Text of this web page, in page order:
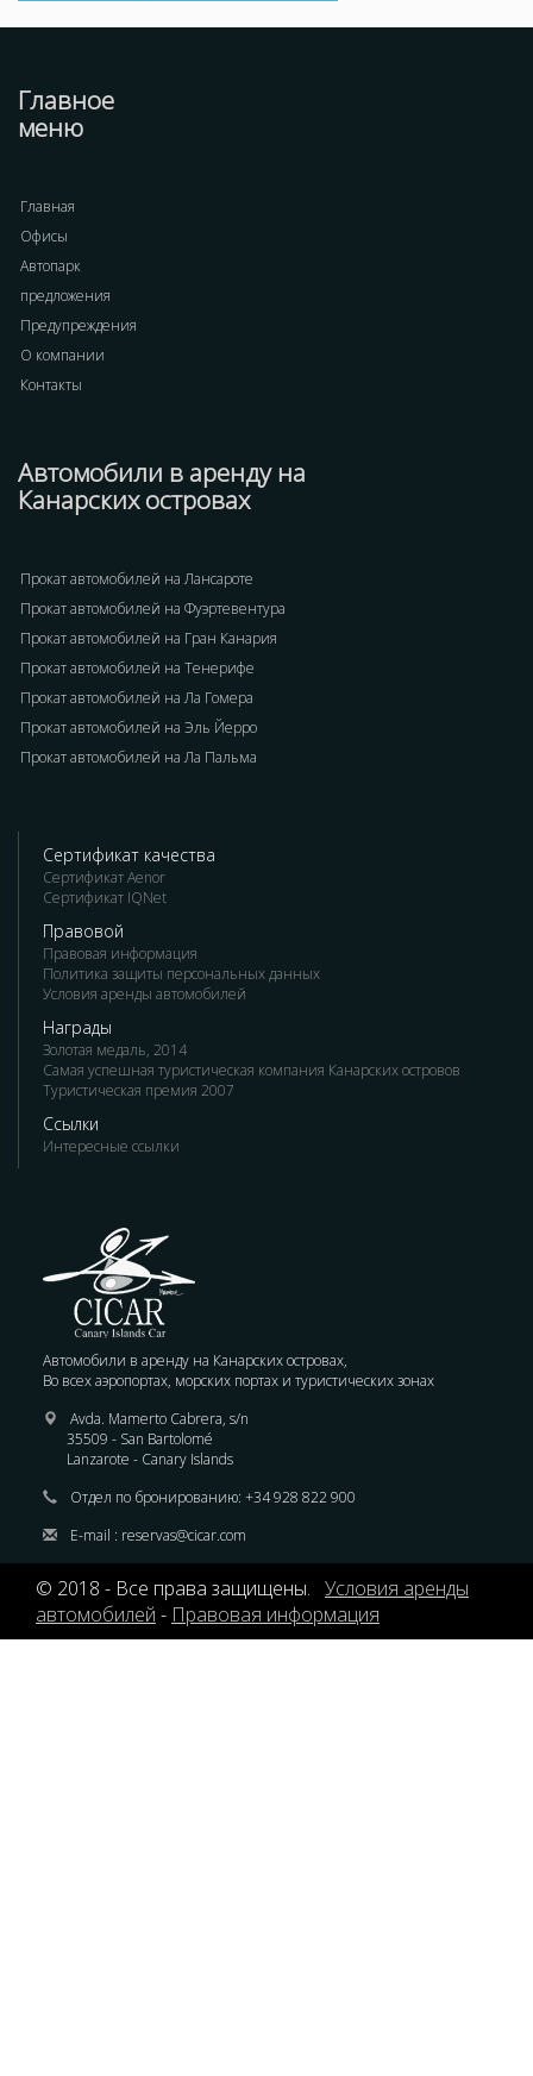
Главное
меню
Главная
Офисы
Автопарк
предложения
Предупреждения
О компании
Контакты
Автомобили в аренду на
Канарских островах
Прокат автомобилей на Лансароте
Прокат автомобилей на Фуэртевентура
Прокат автомобилей на Гран Канария
Прокат автомобилей на Тенерифе
Прокат автомобилей на Ла Гомера
Прокат автомобилей на Эль Йерро
Прокат автомобилей на Ла Пальма
Сертификат качества
Сертификат Aenor
Сертификат IQNet
Правовой
Правовая информация
Политика защиты персональных данных
Условия аренды автомобилей
Награды
Золотая медаль, 2014
Самая успешная туристическая компания Канарских островов
Туристическая премия 2007
Ссылки
Интересные ссылки
Автомобили в аренду на Канарских островах,
Во всех аэропортах, морских портах и туристических зонах
Avda. Mamerto Cabrera, s/n
35509 - San Bartolomé
Lanzarote - Canary Islands
Отдел по бронированию: +34 928 822 900
E-mail : reservas@cicar.com
© 2018 - Все права защищены. Условия аренды
автомобилей - Правовая информация